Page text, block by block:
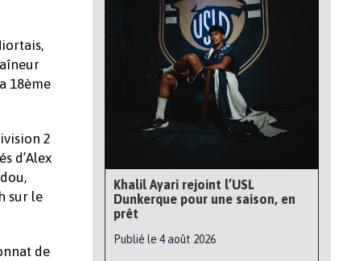
18ème
2
d’Alex
sur le
de
Khalil Ayari rejoint l’USL
Dunkerque pour une saison, en
prêt
Publié le 4 août 2026